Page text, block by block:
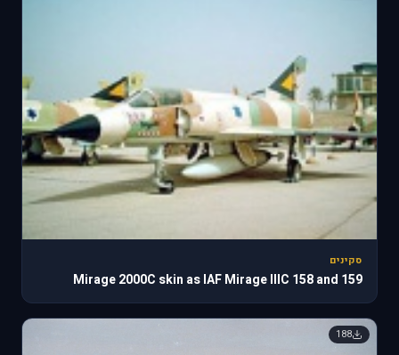
סקינים
Mirage 2000C skin as IAF Mirage IIIC 158 and 159
188